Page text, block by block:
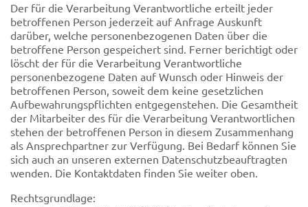
Der für die Verarbeitung Verantwortliche erteilt jeder
betroffenen Person jederzeit auf Anfrage Auskunft
darüber, welche personenbezogenen Daten über die
betroffene Person gespeichert sind. Ferner berichtigt oder
löscht der für die Verarbeitung Verantwortliche
personenbezogene Daten auf Wunsch oder Hinweis der
betroffenen Person, soweit dem keine gesetzlichen
Aufbewahrungspflichten entgegenstehen. Die Gesamtheit
der Mitarbeiter des für die Verarbeitung Verantwortlichen
stehen der betroffenen Person in diesem Zusammenhang
als Ansprechpartner zur Verfügung. Bei Bedarf können Sie
sich auch an unseren externen Datenschutzbeauftragten
wenden. Die Kontaktdaten finden Sie weiter oben.
Rechtsgrundlage: